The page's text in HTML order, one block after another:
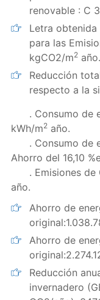
renovable : C
Letra
para las
kgCO2/m2año.
Reducción
respecto a la
. Consumo de
kWh/m2año.
. Consumo de
Ahorro del 16,10
. Emisiones de
año.
Ahorro de
Ahorro de
Reducción
invernadero